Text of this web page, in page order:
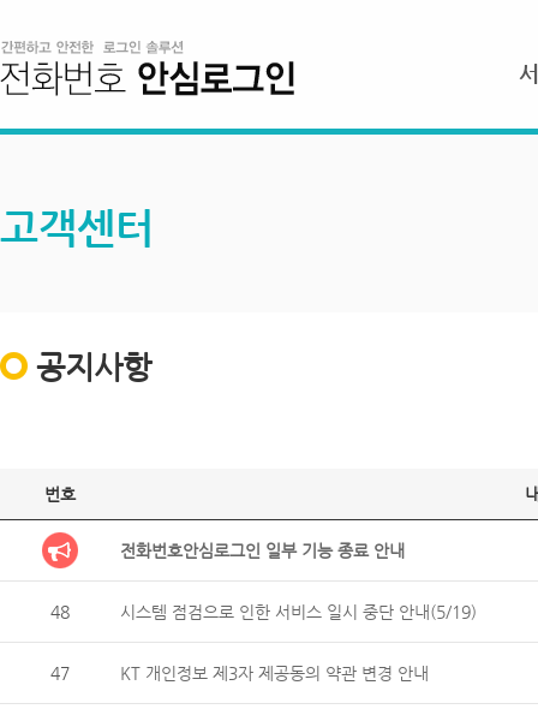
고객센터
공지사항
번호
전화번호안심로그인 일부 기능 종료 안내
48 시스템 점검으로 인한 서비스 일시 중단 안내(5/19)
47 KT 개인정보 제3자 제공동의 약관 변경 안내